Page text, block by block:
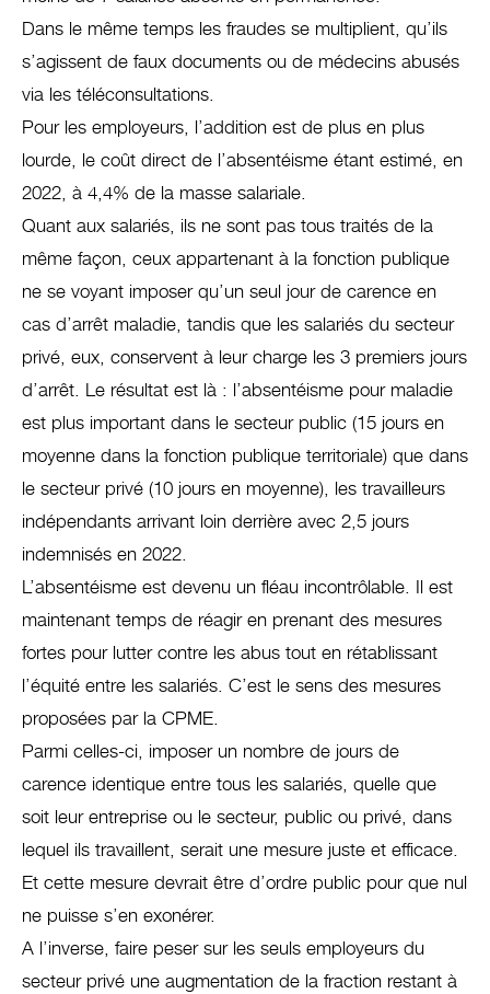
Dans le même temps les fraudes se multiplient, qu’ils
s’agissent de faux documents ou de médecins abusés
via les téléconsultations.
Pour les employeurs, l’addition est de plus en plus
lourde, le coût direct de l’absentéisme étant estimé, en
2022, à 4,4% de la masse salariale.
Quant aux salariés, ils ne sont pas tous traités de la
même façon, ceux appartenant à la fonction publique
ne se voyant imposer qu’un seul jour de carence en
cas d’arrêt maladie, tandis que les salariés du secteur
privé, eux, conservent à leur charge les 3 premiers jours
d’arrêt. Le résultat est là : l’absentéisme pour maladie
est plus important dans le secteur public (15 jours en
moyenne dans la fonction publique territoriale) que dans
le secteur privé (10 jours en moyenne), les travailleurs
indépendants arrivant loin derrière avec 2,5 jours
indemnisés en 2022.
L’absentéisme est devenu un fléau incontrôlable. Il est
maintenant temps de réagir en prenant des mesures
fortes pour lutter contre les abus tout en rétablissant
l’équité entre les salariés. C’est le sens des mesures
proposées par la CPME.
Parmi celles-ci, imposer un nombre de jours de
carence identique entre tous les salariés, quelle que
soit leur entreprise ou le secteur, public ou privé, dans
lequel ils travaillent, serait une mesure juste et efficace.
Et cette mesure devrait être d’ordre public pour que nul
ne puisse s’en exonérer.
A l’inverse, faire peser sur les seuls employeurs du
secteur privé une augmentation de la fraction restant à